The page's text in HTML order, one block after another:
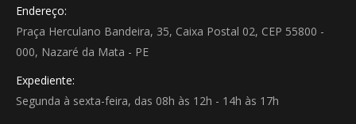
Endereço:
Praça Herculano Bandeira, 35, Caixa Postal 02, CEP 55800 -
000, Nazaré da Mata - PE
Expediente:
Segunda à sexta-feira, das 08h às 12h - 14h às 17h